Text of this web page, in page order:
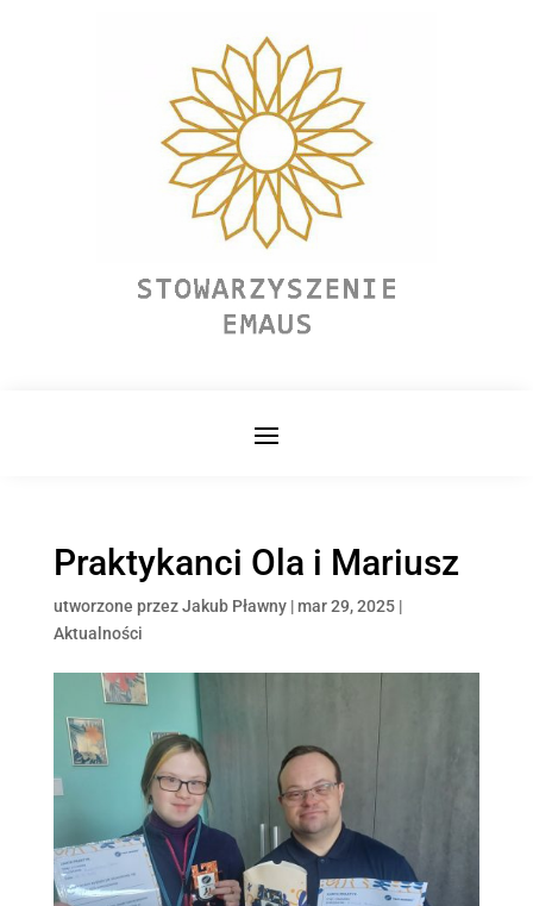
Praktykanci Ola i Mariusz
utworzone przezJakub Pławny|mar 29, 2025|
Aktualności